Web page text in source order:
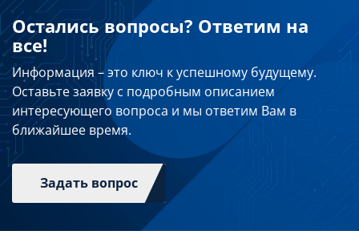
Остались вопросы? Ответим на
все!
Информация – это ключ к успешному будущему.
Оставьте заявку с подробным описанием
интересующего вопроса и мы ответим Вам в
ближайшее время.
Задать вопрос